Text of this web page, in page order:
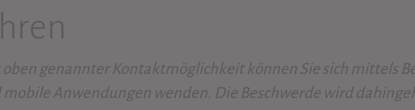
genannter Kontaktmöglichkeit können Sie sich mittels
Anwendungen wenden. Die Beschwerde wird